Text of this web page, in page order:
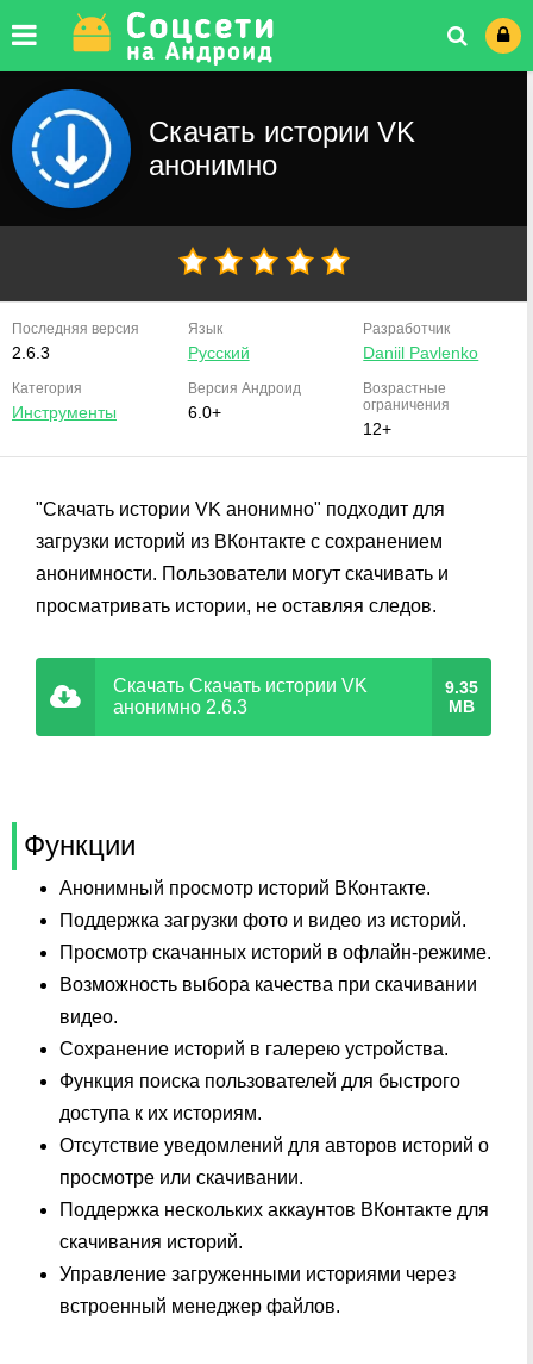
Скачать истории VK
анонимно
Последняя версия
2.6.3
Язык
Русский
Разработчик
Daniil Pavlenko
Категория
Инструменты
Версия Андроид
6.0+
Возрастные
ограничения
12+
"Скачать истории VK анонимно" подходит для
загрузки историй из ВКонтакте с сохранением
анонимности. Пользователи могут скачивать и
просматривать истории, не оставляя следов.
Скачать Скачать истории VK
анонимно 2.6.3
9.35
MB
Функции
Анонимный просмотр историй ВКонтакте.
Поддержка загрузки фото и видео из историй.
Просмотр скачанных историй в офлайн-режиме.
Возможность выбора качества при скачивании
видео.
Сохранение историй в галерею устройства.
Функция поиска пользователей для быстрого
доступа к их историям.
Отсутствие уведомлений для авторов историй о
просмотре или скачивании.
Поддержка нескольких аккаунтов ВКонтакте для
скачивания историй.
Управление загруженными историями через
встроенный менеджер файлов.